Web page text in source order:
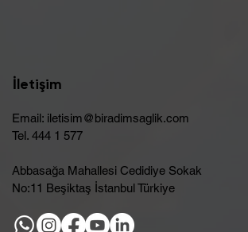
İletişim
Email: iletisim@biradimsaglik.com
Tel. 444 1 577
Abbasağa Mahallesi Cedidiye Sokak
No:11 Beşiktaş İstanbul Türkiye